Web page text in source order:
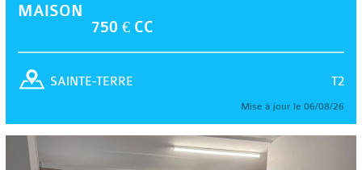
MAISON
750 € CC
T2
SAINTE-TERRE
Mise à jour le 06/08/26